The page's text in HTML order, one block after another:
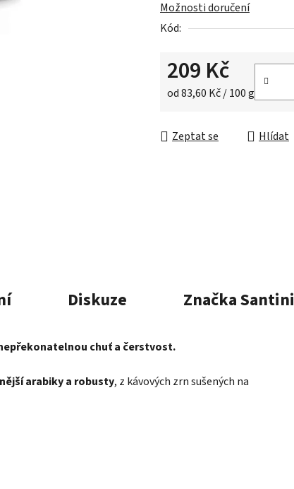
Možnosti doručení
Kód:
209 Kč
Měrná cena:
od 83,60 Kč / 100 g
Zeptat se Hlídat
Diskuze ZnačkaSantini
chuť a čerstvost.
arabiky a robusty, z kávových zrn sušených na